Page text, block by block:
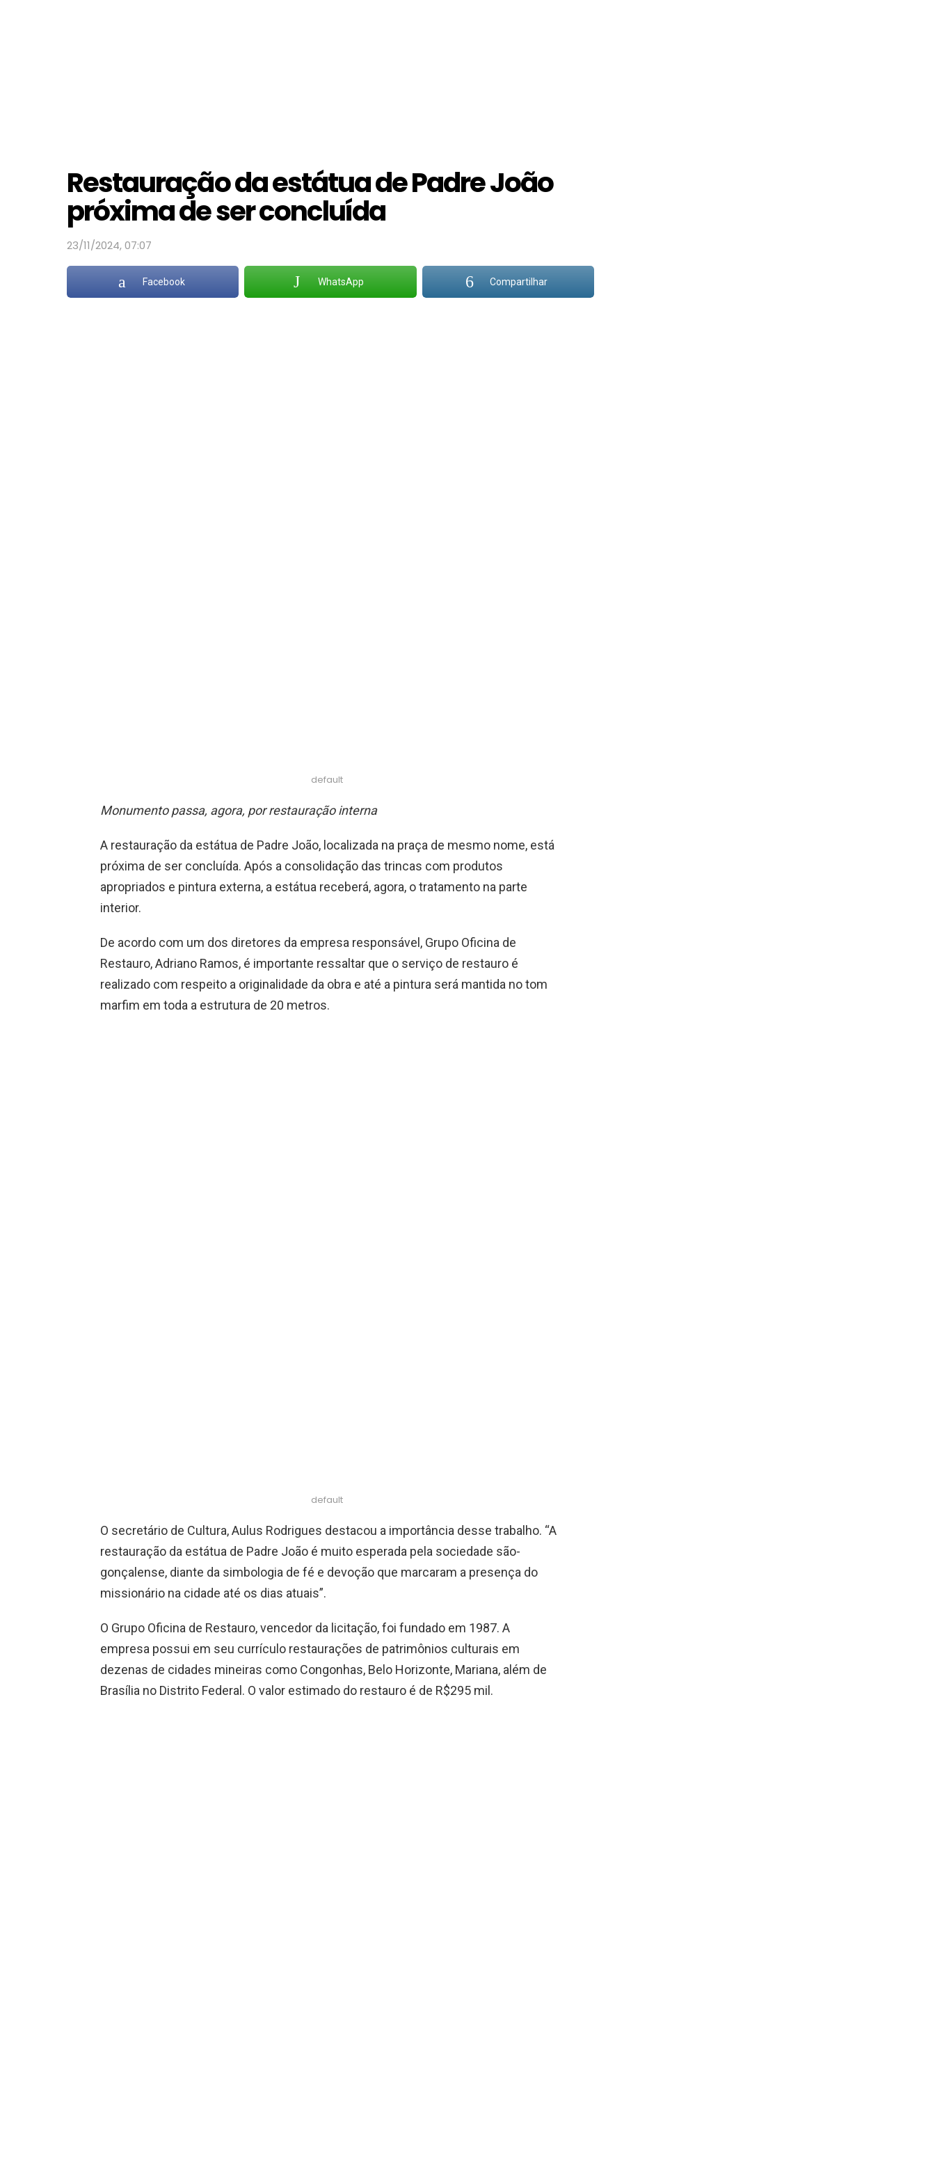
Restauração da estátua de Padre João
próxima de ser concluída
23/11/2024, 07:07
Facebook WhatsApp Compartilhar
default
Monumento passa, agora, por restauração interna
A restauração da estátua de Padre João, localizada na praça de mesmo nome, está
próxima de ser concluída. Após a consolidação das trincas com produtos
apropriados e pintura externa, a estátua receberá, agora, o tratamento na parte
interior.
De acordo com um dos diretores da empresa responsável, Grupo Oficina de
Restauro, Adriano Ramos, é importante ressaltar que o serviço de restauro é
realizado com respeito a originalidade da obra e até a pintura será mantida no tom
marfim em toda a estrutura de 20 metros.
default
O secretário de Cultura, Aulus Rodrigues destacou a importância desse trabalho. “A
restauração da estátua de Padre João é muito esperada pela sociedade são-
gonçalense, diante da simbologia de fé e devoção que marcaram a presença do
missionário na cidade até os dias atuais”.
O Grupo Oficina de Restauro, vencedor da licitação, foi fundado em 1987. A
empresa possui em seu currículo restaurações de patrimônios culturais em
dezenas de cidades mineiras como Congonhas, Belo Horizonte, Mariana, além de
Brasília no Distrito Federal. O valor estimado do restauro é de R$295 mil.